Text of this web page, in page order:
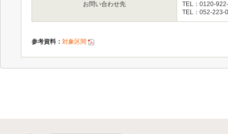
お問い合わせ先
TEL：0120-
TEL：052-223-
参考資料： 対象区間